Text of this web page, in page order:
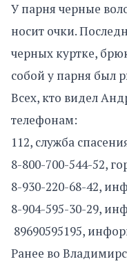
У парня черные
носит очки.
черных куртке,
собой у парня был
Всех, кто видел
телефонам:
112, служба
8-800-700-544-52,
8-930-220-68-42,
8-904-595-30-29,
89690595195,
Ранее во